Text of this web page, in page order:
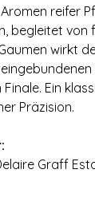
reifer
begleitet von
wirkt
Ein
Präzision.
Graff